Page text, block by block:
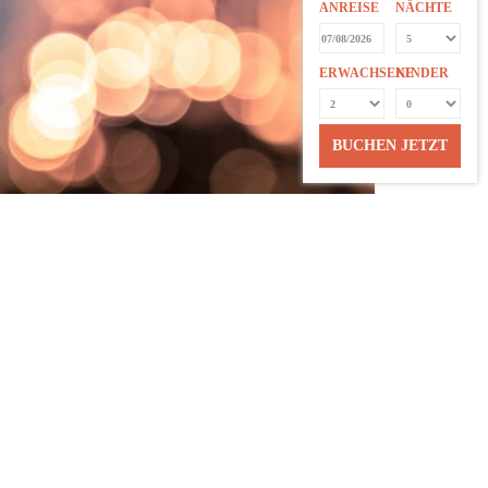
ANREISE NÄCHTE
ERWACHSENEKINDER
BUCHEN JETZT